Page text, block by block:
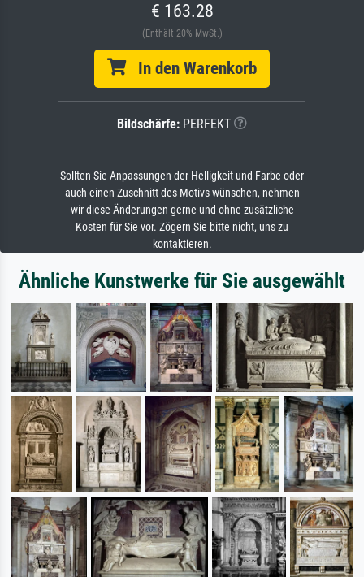
€ 163.28
(Enthält 20% MwSt.)
In den Warenkorb
Bildschärfe: PERFEKT
Sollten Sie Anpassungen der Helligkeit und Farbe oder
auch einen Zuschnitt des Motivs wünschen, nehmen
wir diese Änderungen gerne und ohne zusätzliche
Kosten für Sie vor. Zögern Sie bitte nicht, uns zu
kontaktieren.
Ähnliche Kunstwerke für Sie ausgewählt